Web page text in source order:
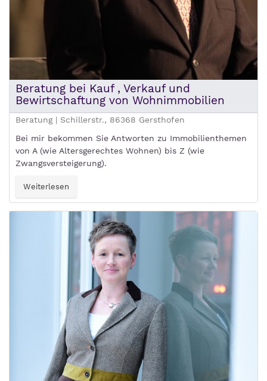
Beratung bei Kauf , Verkauf und
Bewirtschaftung von Wohnimmobilien
Beratung | Schillerstr., 86368 Gersthofen
Bei mir bekommen Sie Antworten zu Immobilienthemen
von A (wie Altersgerechtes Wohnen) bis Z (wie
Zwangsversteigerung).
Weiterlesen